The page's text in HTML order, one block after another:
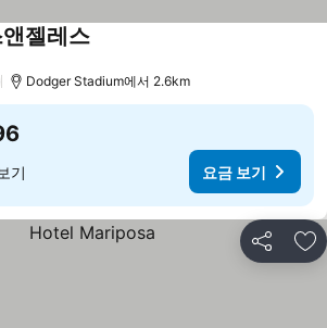
젤레스
Dodger Stadium에서 2.6km
기 요금 보기
공유 즐